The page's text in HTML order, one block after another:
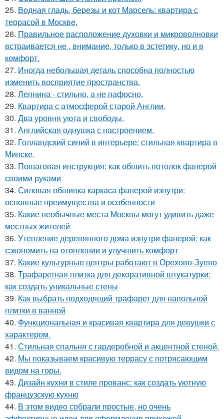
25. Водная гладь, березы и кот Марсель: квартира с
террасой в Москве.
26. Правильное расположение духовки и микроволновки
встраивается не , внимание, только в эстетику, но и в
комфорт.
27. Иногда небольшая деталь способна полностью
изменить восприятие пространства.
28. Лепнина - стильно, а не пафосно.
29. Квартира с атмосферой старой Англии.
30. Два уровня уюта и свободы.
31. Английская однушка с настроением.
32. Голландский синий в интерьере: стильная квартира в
Минске.
33. Пошаговая инструкция: как обшить потолок фанерой
своими руками
34. Силовая обшивка каркаса фанерой изнутри:
основные преимущества и особенности
35. Какие необычные места Москвы могут удивить даже
местных жителей
36. Утепление деревянного дома изнутри фанерой: как
сэкономить на отоплении и улучшить комфорт
37. Какие культурные центры работают в Орехово-Зуево
38. Трафаретная плитка для декоративной штукатурки:
как создать уникальные стены
39. Как выбрать подходящий трафарет для напольной
плитки в ванной
40. Функциональная и красивая квартира для девушки с
характером.
41. Стильная спальня с гардеробной и акцентной стеной.
42. Мы показываем красивую террасу с потрясающим
видом на горы.
43. Дизайн кухни в стиле прованс: как создать уютную
французскую кухню
44. В этом видео собрали простые, но очень